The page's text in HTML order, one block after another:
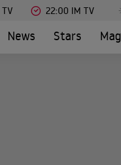
22:00 IM TV
News Stars